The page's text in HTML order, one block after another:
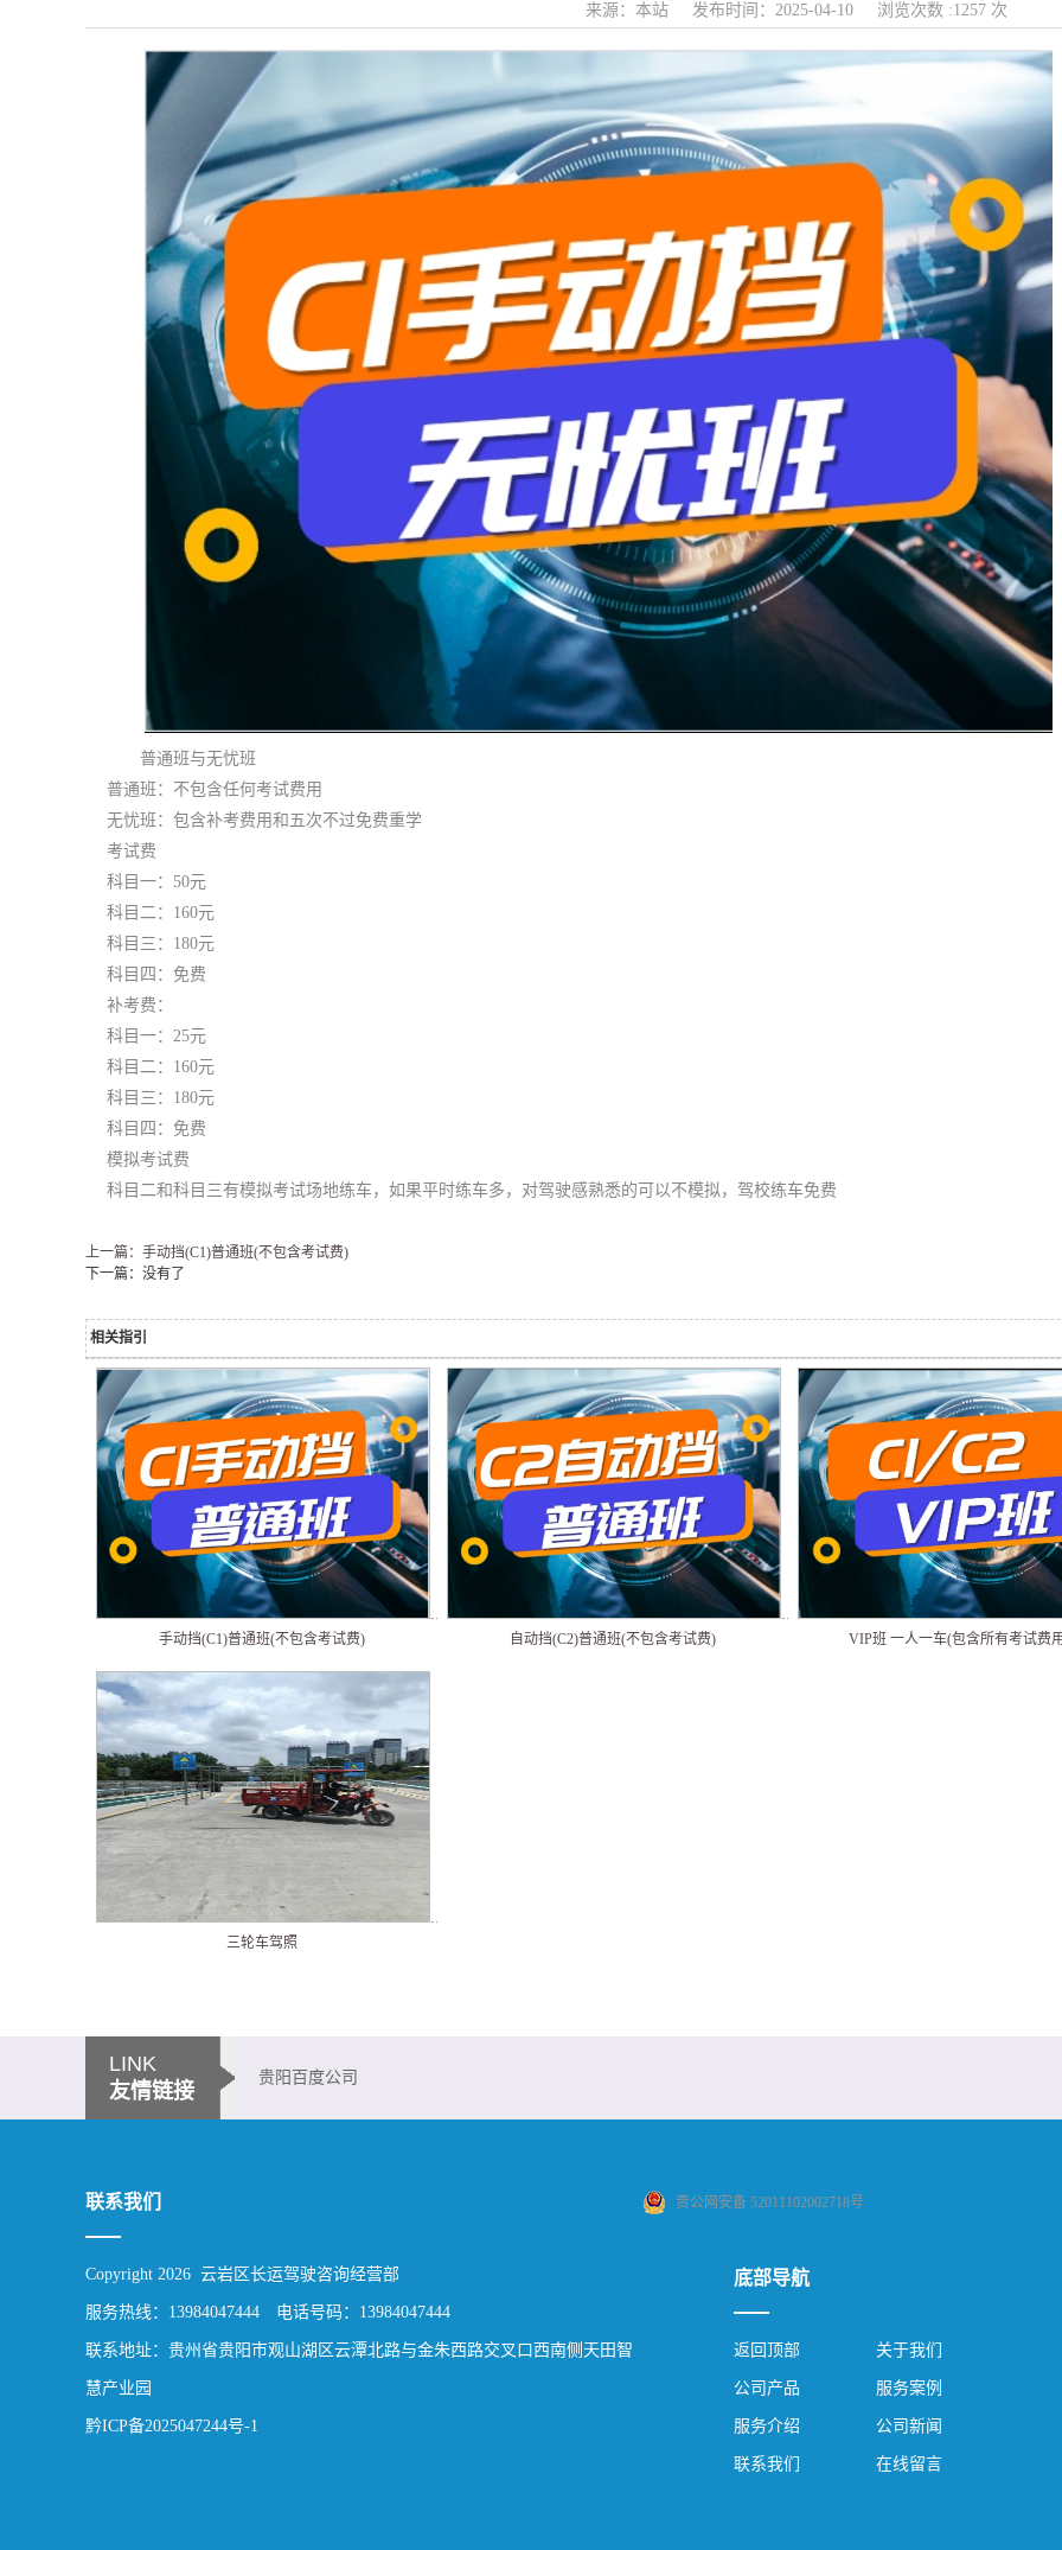
来源：本站 发布时间：2025-04-10 浏览次数 :1257 次
普通班与无忧班
普通班：不包含任何考试费用
无忧班：包含补考费用和五次不过免费重学
考试费
科目一：50元
科目二：160元
科目三：180元
科目四：免费
补考费：
科目一：25元
科目二：160元
科目三：180元
科目四：免费
模拟考试费
科目二和科目三有模拟考试场地练车，如果平时练车多，对驾驶感熟悉的可以不模拟，驾校练车免费
上一篇：手动挡(C1)普通班(不包含考试费)
下一篇：没有了
相关指引
手动挡(C1)普通班(不包含考试费) 自动挡(C2)普通班(不包含考试费) VIP班 一人一车(包含所有考试费
三轮车驾照
LINK
友情链接
贵阳百度公司
联系我们
Copyright 2026 云岩区长运驾驶咨询经营部
服务热线：13984047444 电话号码：13984047444
联系地址：贵州省贵阳市观山湖区云潭北路与金朱西路交叉口西南侧天田智
慧产业园
黔ICP备2025047244号-1
贵公网安备 52011102002718号
底部导航
返回顶部 关于我们
公司产品 服务案例
服务介绍 公司新闻
联系我们 在线留言